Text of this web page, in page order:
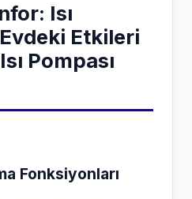
Isı
Evdeki Etkileri
Pompası
Fonksiyonları